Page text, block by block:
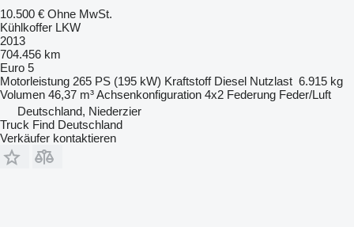
10.500 € Ohne MwSt.
Kühlkoffer LKW
2013
704.456 km
Euro 5
Motorleistung 265 PS (195 kW) Kraftstoff Diesel Nutzlast 6.915 kg
Volumen 46,37 m³Achsenkonfiguration 4x2 Federung Feder/Luft
Deutschland, Niederzier
Truck Find Deutschland
Verkäufer kontaktieren